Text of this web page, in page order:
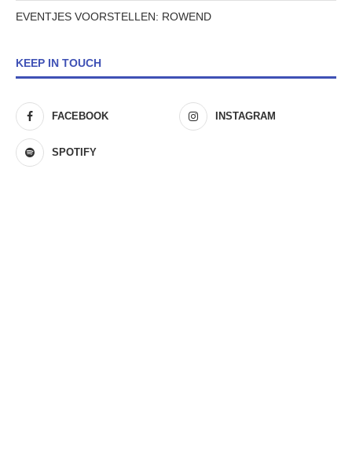
EVENTJES VOORSTELLEN: ROWEND
KEEP IN TOUCH
FACEBOOK INSTAGRAM
SPOTIFY